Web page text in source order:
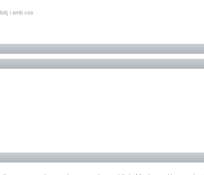
i amb cos